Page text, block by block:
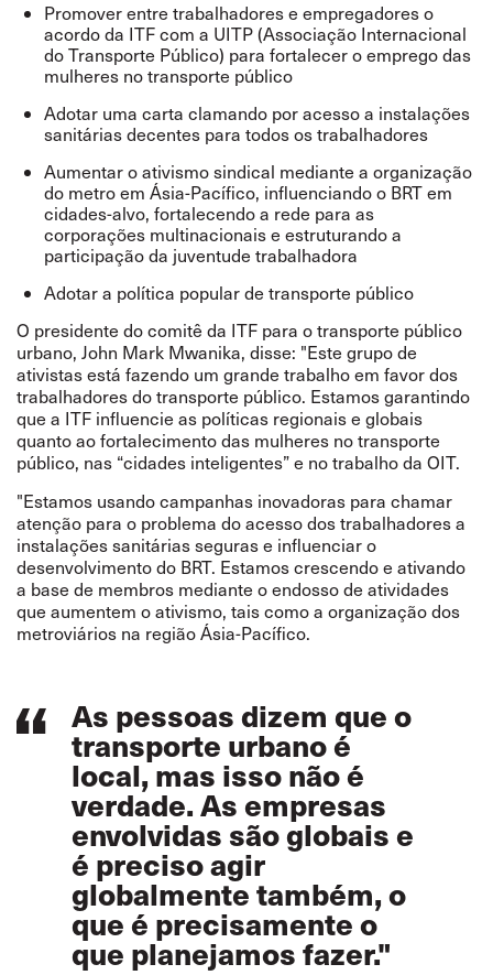
Promover entre trabalhadores e empregadoreso
acordo da ITF com a UITP (Associação Internacional
do Transporte Público) para fortalecer o emprego das
mulheres no transporte público
Adotar uma carta clamando por acesso a instalações
sanitárias decentes para todos os trabalhadores
Aumentar o ativismo sindical mediante a organização
do metro em Ásia-Pacífico, influenciando o BRT em
cidades-alvo, fortalecendo a rede para as
corporações multinacionais e estruturando a
participação da juventude trabalhadora
Adotara política popular de transporte público
O presidente do comitê da ITF para o transporte público
urbano, John Mark Mwanika, disse: "Este grupo de
ativistas está fazendo um grande trabalho em favor dos
trabalhadores do transporte público. Estamos garantindo
que a ITF influencie as políticas regionais e globais
quanto ao fortalecimento das mulheres no transporte
público, nas “cidades inteligentes” e no trabalho da OIT.
"Estamos usando campanhas inovadoras para chamar
atenção para o problema do acesso dos trabalhadores a
instalações sanitárias seguras e influenciar o
desenvolvimento do BRT. Estamos crescendo e ativando
a base de membros mediante o endosso de atividades
que aumentem o ativismo, tais como a organização dos
metroviários na região Ásia-Pacífico.
As pessoas dizem que o
transporte urbano é
local, mas isso não é
verdade. As empresas
envolvidas são globais e
é preciso agir
globalmente também, o
que é precisamente o
que planejamos fazer."